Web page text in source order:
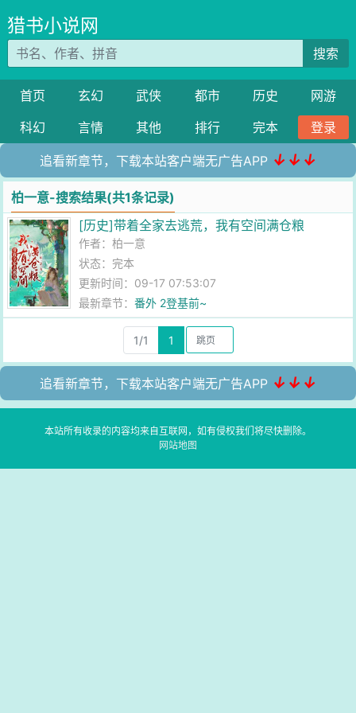
猎书小说网
搜索
首页 玄幻 武侠 都市 历史
网游
科幻
言情 其他 排行 完本 登录
追看新章节，下载本站客户端无广告APP ↓↓↓
柏一意-搜索结果(共1条记录)
[历史]带着全家去逃荒，我有空间满仓粮
作者：柏一意
状态：完本
更新时间：09-17 07:53:07
最新章节：番外 2登基前~
1/1 1
追看新章节，下载本站客户端无广告APP ↓↓↓
本站所有收录的内容均来自互联网，如有侵权我们将尽快删除。
网站地图